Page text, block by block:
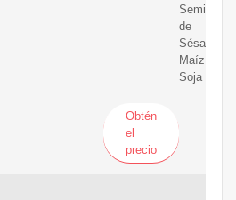
Semillas
de
Sésamo
Maíz
Soja
Obtén
el
precio